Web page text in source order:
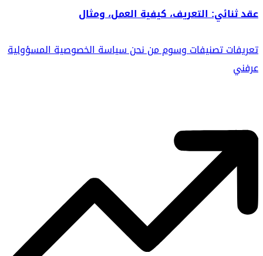
عقد ثنائي: التعريف، كيفية العمل، ومثال
تعريفاتتصنيفاتوسوممن نحنسياسة الخصوصيةالمسؤولية
عرفني